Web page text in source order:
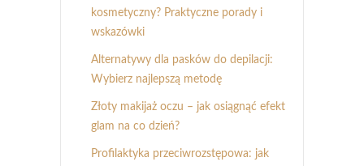
kosmetyczny? Praktyczne porady i
wskazówki
Alternatywy dla pasków do depilacji:
Wybierz najlepszą metodę
Złoty makijaż oczu – jak osiągnąć efekt
glam na co dzień?
Profilaktyka przeciwrozstępowa: jak